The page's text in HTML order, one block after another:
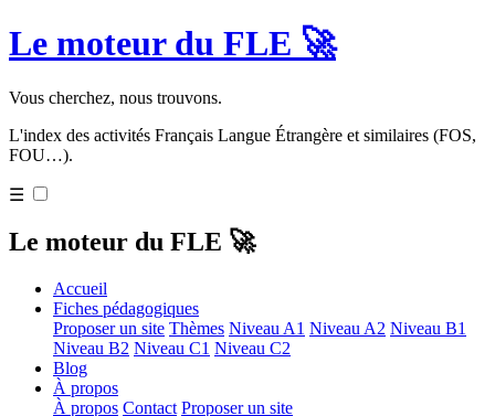
Le moteur du FLE 🚀
Vous cherchez, nous trouvons.
L'index des activités Français Langue Étrangère et similaires (FOS,
FOU…).
☰
Le moteur du FLE 🚀
Accueil
Fiches pédagogiques
Proposer un site Thèmes Niveau A1 Niveau A2 Niveau B1
Niveau B2 Niveau C1 Niveau C2
Blog
À propos
À propos Contact Proposer un site